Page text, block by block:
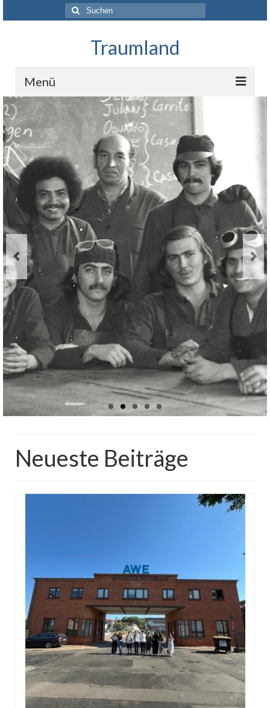
Suchen
nach:
Traumland
Menü
Startseite
Das Projekt
Über uns
Unterstützer und Förderer
Presse
Kontakt
Neueste Beiträge